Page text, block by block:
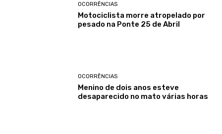
OCORRÊNCIAS
Motociclista morre atropelado por
pesado na Ponte 25 de Abril
OCORRÊNCIAS
Menino de dois anos esteve
desaparecido no mato várias horas